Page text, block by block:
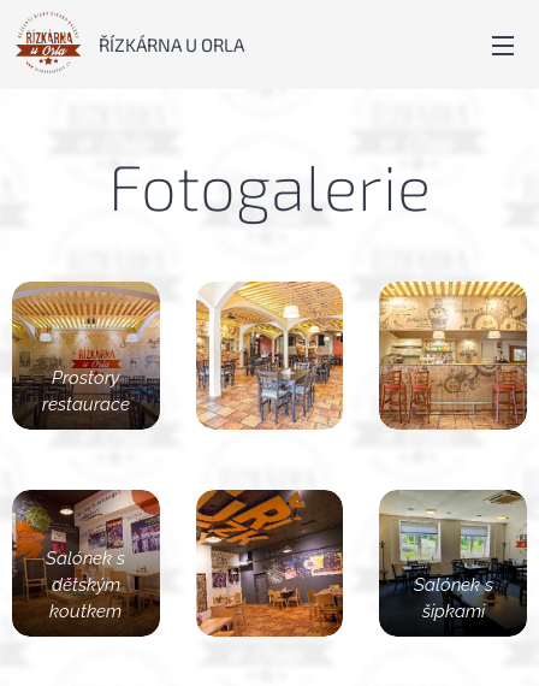
ŘÍZKÁRNA U ORLA
Fotogalerie
Prostory
restaurace
Salónek s
dětským
koutkem
Salónek s
šipkami